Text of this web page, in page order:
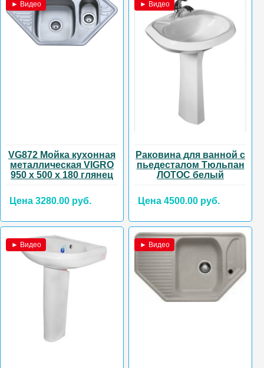
► Видео
VG872 Мойка кухонная
металлическая VIGRO
950 х 500 х 180 глянец
Цена 3280.00 руб.
► Видео
Раковина для ванной с
пьедесталом Тюльпан
ЛОТОС белый
Цена 4500.00 руб.
► Видео ► Видео